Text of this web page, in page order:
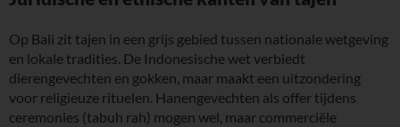
Op Bali zit tajen in een grijs gebied tussen nationale wetgeving
en lokale tradities. De Indonesische wet verbiedt
dierengevechten en gokken, maar maakt een uitzondering
voor religieuze rituelen. Hanengevechten als offer tijdens
ceremonies (tabuh rah) mogen wel, maar commerciële